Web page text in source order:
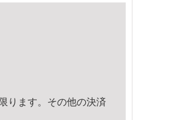
ります。その他の決済